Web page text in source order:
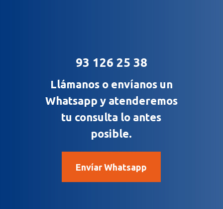
93 126 25 38
Llámanos o envíanos un
Whatsapp y atenderemos
tu consulta lo antes
posible.
Envíar Whatsapp